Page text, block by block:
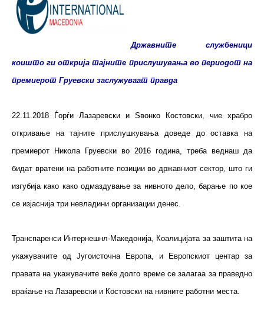
Државните службеници
коишто ги открија тајните прислушувања во периодот на
премиерот Груевски заслужуваат правда
22.11.2018 Ѓорѓи Лазаревски и Ѕвонко Костовски, чие храбро
откривање на тајните прислушкувања доведе до оставка на
премиерот Никола Груевски во 2016 година, треба веднаш да
бидат вратени на работните позиции во државниот сектор, што ги
изгубија како како одмаздување за нивното дело, барање по кое
се изјаснија три невладини организации денес.
Транспаренси Интернешнл-Македонија, Коалицијата за заштита на
укажувачите од Југоисточна Европа, и Европскиот центар за
правата на укажувачите веќе долго време се залагаа за праведно
враќање на Лазаревски и Костовски на нивните работни места.